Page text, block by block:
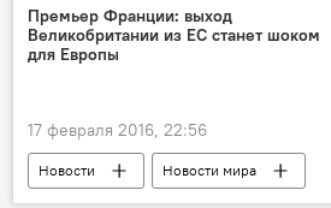
Премьер Франции: выход
Великобритании из ЕС станет шоком
для Европы
17 февраля 2016, 22:56
Новости Новости мира